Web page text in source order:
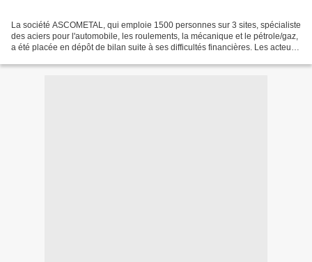
La société ASCOMETAL, qui emploie 1500 personnes sur 3 sites, spécialiste
des aciers pour l'automobile, les roulements, la mécanique et le pétrole/gaz,
a été placée en dépôt de bilan suite à ses difficultés financières. Les acteurs